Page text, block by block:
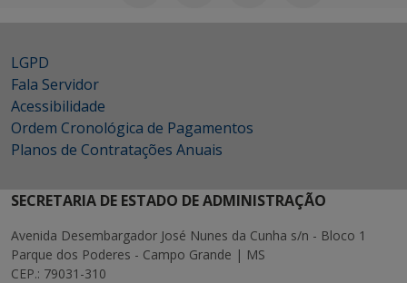
LGPD
Fala Servidor
Acessibilidade
Ordem Cronológica de Pagamentos
Planos de Contratações Anuais
SECRETARIA DE ESTADO DE ADMINISTRAÇÃO
Avenida Desembargador José Nunes da Cunha s/n - Bloco 1
Parque dos Poderes - Campo Grande | MS
CEP.: 79031-310